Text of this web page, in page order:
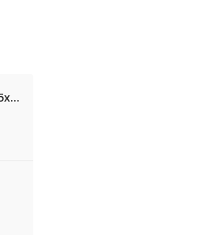
Стеллаж ES 150KD/75x30/4 оцинк